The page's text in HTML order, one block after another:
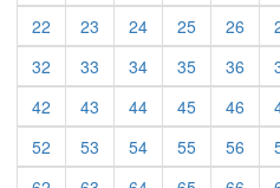
22
23 24 25 26
32
33 34 35 36
42
43 44 45 46
52
53 54 55 56